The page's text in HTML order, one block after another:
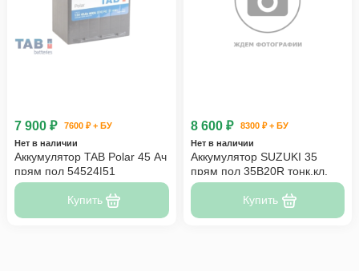
7 900 ₽
7600 ₽ + БУ
Нет в наличии
Аккумулятор TAB Polar 45 Ач
прям пол 54524|51
Купить
8 600 ₽
8300 ₽ + БУ
Нет в наличии
Аккумулятор SUZUKI 35
прям пол 35B20R тонк.кл.
Купить